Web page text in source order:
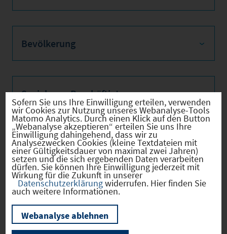
Bevölkerung
Sozialvers. Beschäftigte
Verkehrsinfrastruktur
Kommunale Infrastruktur
Sofern Sie uns Ihre Einwilligung erteilen, verwenden
wir Cookies zur Nutzung unseres Webanalyse-Tools
Matomo Analytics. Durch einen Klick auf den Button
„Webanalyse akzeptieren“ erteilen Sie uns Ihre
Einwilligung dahingehend, dass wir zu
Analysezwecken Cookies (kleine Textdateien mit
einer Gültigkeitsdauer von maximal zwei Jahren)
setzen und die sich ergebenden Daten verarbeiten
dürfen. Sie können Ihre Einwilligung jederzeit mit
Wirkung für die Zukunft in unserer
Datenschutzerklärungwiderrufen. Hier finden Sie
auch weitere Informationen.
Webanalyse ablehnen